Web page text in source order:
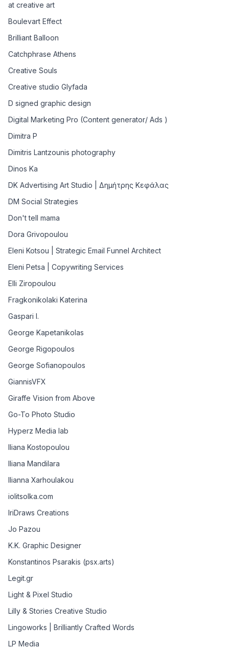
at creative art
Boulevart Effect
Brilliant Balloon
Catchphrase Athens
Creative Souls
Creative studio Glyfada
D signed graphic design
Digital Marketing Pro (Content generator/ Ads )
Dimitra P
Dimitris Lantzounis photography
Dinos Ka
DK Advertising Art Studio | Δημήτρης Κεφάλας
DM Social Strategies
Don't tell mama
Dora Grivopoulou
Eleni Kotsou | Strategic Email Funnel Architect
Eleni Petsa | Copywriting Services
Elli Ziropoulou
Fragkonikolaki Katerina
Gaspari I.
George Kapetanikolas
George Rigopoulos
George Sofianopoulos
GiannisVFX
Giraffe Vision from Above
Go-To Photo Studio
Hyperz Media lab
Iliana Kostopoulou
Iliana Mandilara
Ilianna Xarhoulakou
iolitsolka.com
IriDraws Creations
Jo Pazou
K.K. Graphic Designer
Konstantinos Psarakis (psx.arts)
Legit.gr
Light & Pixel Studio
Lilly & Stories Creative Studio
Lingoworks | Brilliantly Crafted Words
LP Media